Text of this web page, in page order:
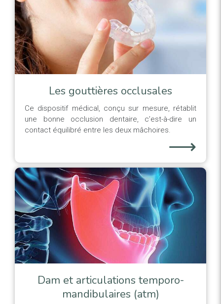
Les gouttières occlusales
Ce dispositif médical, conçu sur mesure, rétablit
une bonne occlusion dentaire, c’est-à-dire un
contact équilibré entre les deux mâchoires.
⟶
Dam et articulations temporo-
mandibulaires (atm)